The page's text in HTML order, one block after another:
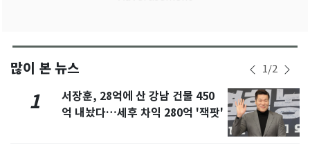
많이 본 뉴스 1/2
1
서장훈, 28억에 산 강남 건물 450
억 내놨다…세후 차익 280억 '잭팟'